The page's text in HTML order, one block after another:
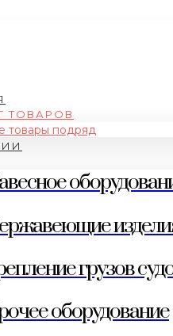
ТОВАРОВ
товары подряд
грузов
оборудование